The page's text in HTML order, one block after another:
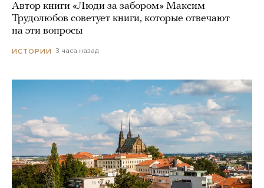
Автор книги «Люди за забором» Максим
Трудолюбов советует книги, которые отвечают
на эти вопросы
ИСТОРИИ 3 часа назад